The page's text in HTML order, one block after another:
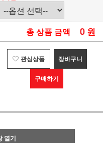
총 상품 금액 0 원
관심상품 장바구니
구매하기
열기